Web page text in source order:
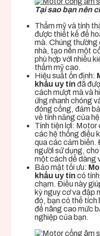
Tại sao bạn nên
Thẩm mỹ và tính
được thiết kế để
mà. Chúng thường
nhà, tạo nên một
phù hợp với nhiều
thẩm mỹ cao.
Hiệu suất ổn định:
khẩu uy tín đã
cách mượt mà và
ứng nhanh chóng
đóng cổng, đảm
về tính năng của
Tính tiện lợi: Motor
các hệ thống điều
qua các cảm biến.
người sử dụng,
một cách dễ dàng
Bảo mật tối ưu:
khẩu uy tín có
chạm. Điều này
kỳ nguy cơ va đập
đó, bạn có thể tích
để nâng cao mức
nghiệp của bạn.